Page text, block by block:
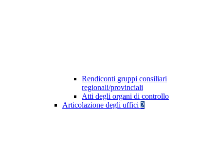
Rendiconti gruppi consiliari
regionali/provinciali
Atti degli organi di controllo
Articolazione degli uffici 2